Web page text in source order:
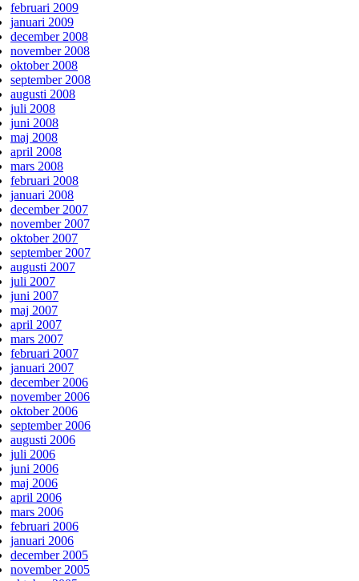
februari 2009
januari 2009
december 2008
november 2008
oktober 2008
september 2008
augusti 2008
juli 2008
juni 2008
maj 2008
april 2008
mars 2008
februari 2008
januari 2008
december 2007
november 2007
oktober 2007
september 2007
augusti 2007
juli 2007
juni 2007
maj 2007
april 2007
mars 2007
februari 2007
januari 2007
december 2006
november 2006
oktober 2006
september 2006
augusti 2006
juli 2006
juni 2006
maj 2006
april 2006
mars 2006
februari 2006
januari 2006
december 2005
november 2005